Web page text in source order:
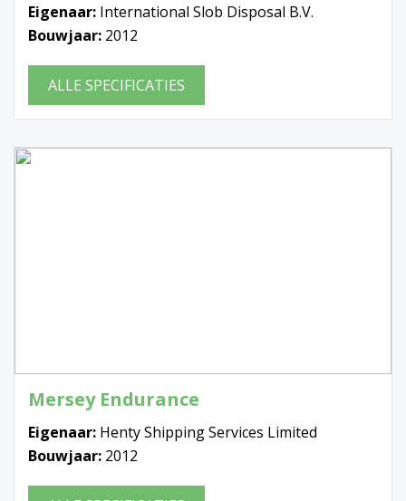
Eigenaar: International Slob Disposal B.V.
Bouwjaar: 2012
ALLE SPECIFICATIES
Mersey Endurance
Eigenaar: Henty Shipping Services Limited
Bouwjaar: 2012